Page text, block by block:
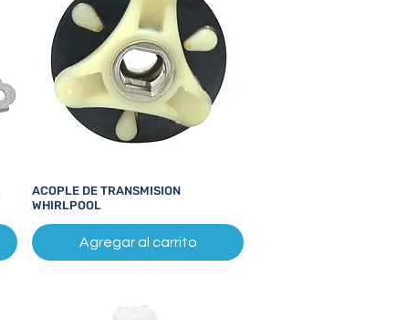
Vista rápida
ACOPLE DE TRANSMISION
WHIRLPOOL
Agregar al carrito